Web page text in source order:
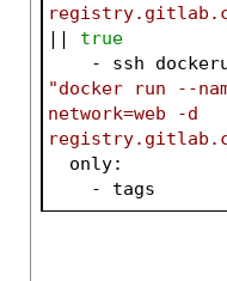
|| true
"docker run --
network=web -d
  only:
    - tags